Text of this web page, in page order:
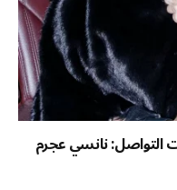
التواصل: نانسي عجرم